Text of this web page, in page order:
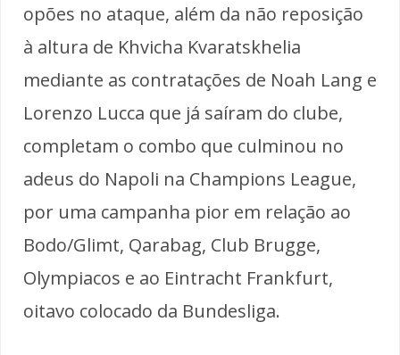
opões no ataque, além da não reposição
à altura de Khvicha Kvaratskhelia
mediante as contratações de Noah Lang e
Lorenzo Lucca que já saíram do clube,
completam o combo que culminou no
adeus do Napoli na Champions League,
por uma campanha pior em relação ao
Bodo/Glimt, Qarabag, Club Brugge,
Olympiacos e ao Eintracht Frankfurt,
oitavo colocado da Bundesliga.